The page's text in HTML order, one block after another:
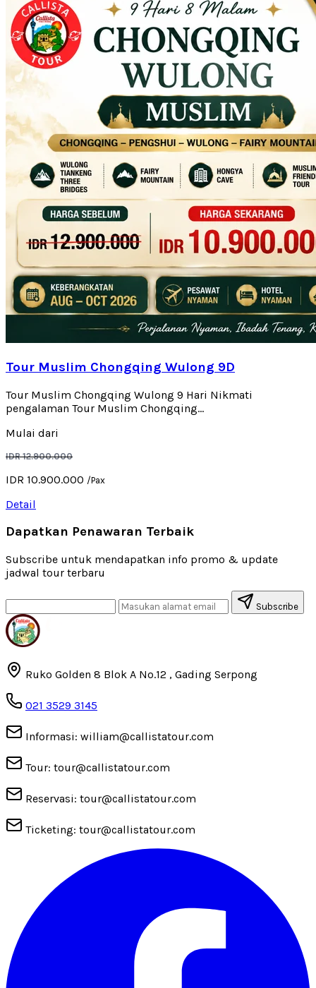
Tour Muslim Chongqing Wulong 9D
Tour Muslim Chongqing Wulong 9 Hari Nikmati
pengalaman Tour Muslim Chongqing...
Mulai dari
IDR 12.900.000
IDR 10.900.000 /Pax
Detail
Dapatkan Penawaran Terbaik
Subscribe untuk mendapatkan info promo & update
jadwal tour terbaru
Subscribe
Ruko Golden 8 Blok A No.12 , Gading Serpong
021 3529 3145
Informasi: william@callistatour.com
Tour: tour@callistatour.com
Reservasi: tour@callistatour.com
Ticketing: tour@callistatour.com